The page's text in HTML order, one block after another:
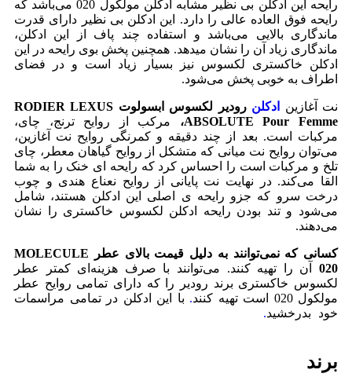
رایحه این ادکلن بی نظیر مشابه ادکلن مولکول 020 می‌باشد که
رایحه فوق العاده عالی را دارد. این ادکلن بی نظیر دارای قدرت
ماندگاری بالایی می‌باشد و استفاده چند پاف از این ادکلن،
ماندگاری زیاد آن را نشان میدهد. همچنین پخش بوی رایحه در این
ادکلن خاکستری لکسوس نیز بسیار زیاد است و در فضای
اطراف به خوبی پخش می‌شود.
نت آغازین ادکلن
رودیر لکسوس ابسولوت RODIER LEXUS
ABSOLUTE Pour Femme،
مرکب از روایح ترنج، چای،
مرکبات است. بعد از چند دقیقه و کمرنگی روایح نت آغازین،
می‌توان روایح نت میانی که متشکل از روایح گیاهان معطر، چای
تلخ و مرکبات است را احساس کرد که رایحه ای خنک را به شما
القا می‌کند. در نهایت نت پایانی از روایح نعناع هندی و چوب
درخت سرو که جزو رایحه ی اصلی این ادکلن هستند، شامل
می‌شود و تند بودن رایحه ادکلن لکسوس خاکستری را نشان
می‌دهند.
کسانی که نمی‌توانند به دلیل قیمت بالای عطر MOLECULE
020 آن را تهیه کنند. می‌توانند با صرف هزینه‌ای کمتر عطر
لکسوس خاکستری برند رودیر را که دارای تمامی روایح عطر
مولکول 020 است تهیه کنند
. با این ادکلن در تمامی مراسمات
خود بدرخشید.
برند